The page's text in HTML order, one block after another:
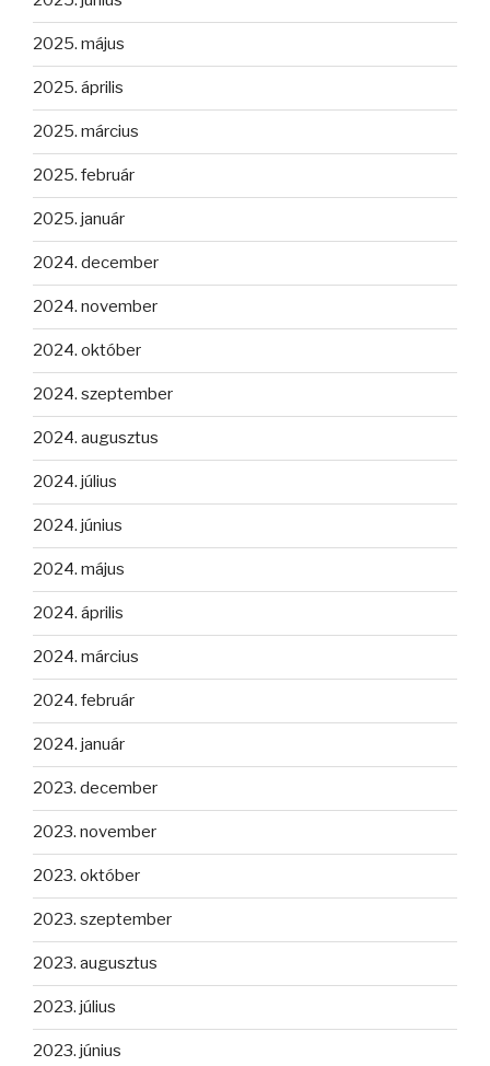
2025. május
2025. április
2025. március
2025. február
2025. január
2024. december
2024. november
2024. október
2024. szeptember
2024. augusztus
2024. július
2024. június
2024. május
2024. április
2024. március
2024. február
2024. január
2023. december
2023. november
2023. október
2023. szeptember
2023. augusztus
2023. július
2023. június